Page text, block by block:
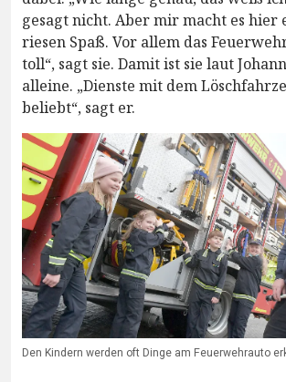
gesagt nicht. Aber mir macht es hier
riesen Spaß. Vor allem das
toll“, sagt sie. Damit ist sie laut
alleine. „Dienste mit dem
beliebt“, sagt er.
Den Kindern werden oft Dinge am Feuerwehrauto